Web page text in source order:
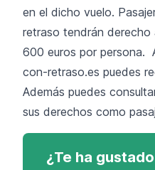
en el dicho vuelo.
retraso tendrán derecho
600 euros por persona.
con-retraso.es puedes
Además puedes
sus derechos como
¿Te ha